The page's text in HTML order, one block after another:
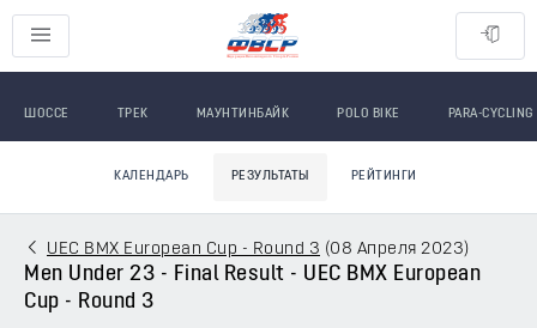
ШОССЕ ТРЕК МАУНТИНБАЙК POLO BIKE PARA-CYCLING
КАЛЕНДАРЬ РЕЗУЛЬТАТЫ РЕЙТИНГИ
UEC BMX European Cup - Round 3 (08 Апреля 2023)
Men Under 23 - Final Result - UEC BMX European
Cup - Round 3